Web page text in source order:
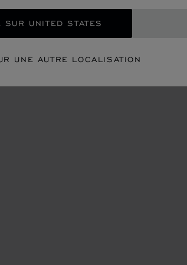
UNITED STATES
UNE AUTRE LOCALISATION